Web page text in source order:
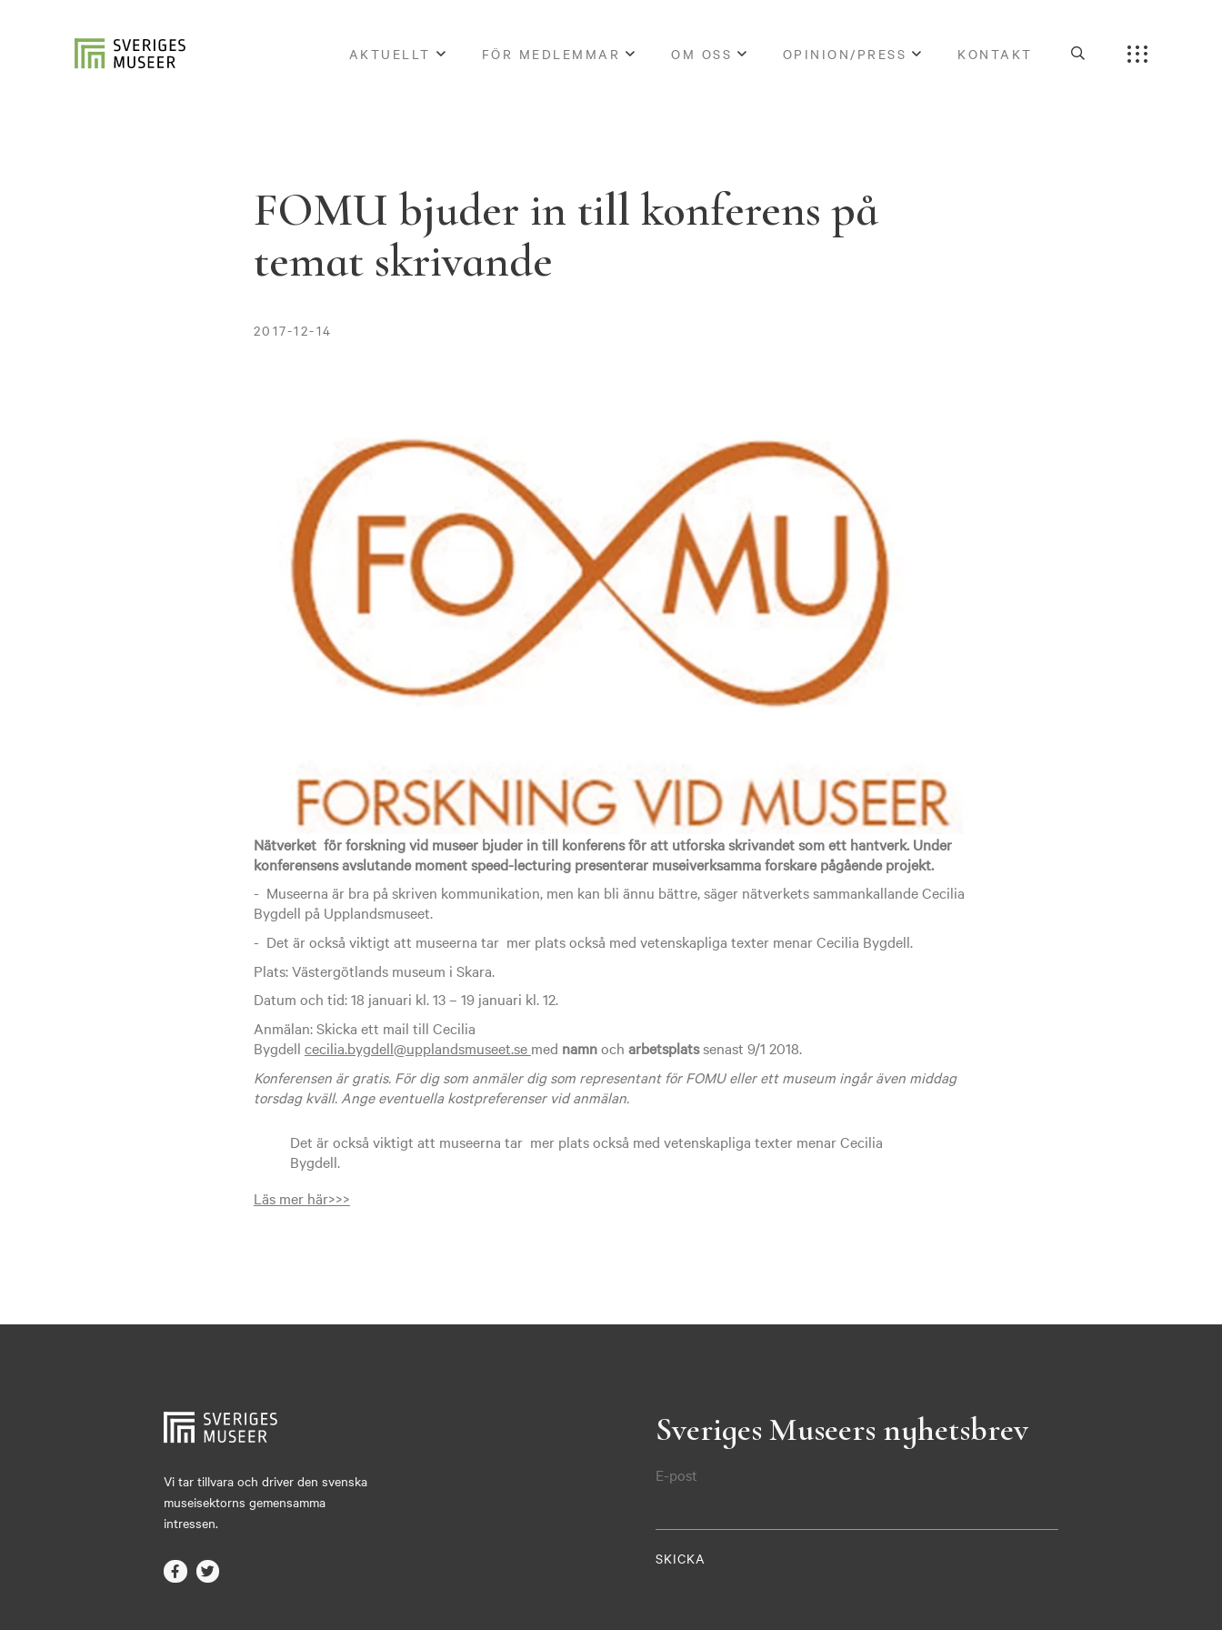
AKTUELLT FÖR MEDLEMMAR OM OSS OPINION/PRESS KONTAKT
FOMU bjuder in till konferens på
temat skrivande
2017-12-14
Nätverket för forskning vid museer bjuder in till konferens för att utforska skrivandet som ett hantverk. Under
konferensens avslutande moment speed-lecturing presenterar museiverksamma forskare pågående projekt.
- Museerna är bra på skriven kommunikation, men kan bli ännu bättre, säger nätverkets sammankallande Cecilia
Bygdell på Upplandsmuseet.
- Det är också viktigt att museerna tar mer plats också med vetenskapliga texter menar Cecilia Bygdell.
Plats: Västergötlands museum i Skara.
Datum och tid: 18 januari kl. 13 – 19 januari kl. 12.
Anmälan: Skicka ett mail till Cecilia
Bygdell cecilia.bygdell@upplandsmuseet.se med namnoch arbetsplatssenast 9/1 2018.
Konferensen är gratis. För dig som anmäler dig som representant för FOMU eller ett museum ingår även middag
torsdag kväll. Ange eventuella kostpreferenser vid anmälan.
Det är också viktigt att museerna tar mer plats också med vetenskapliga texter menar Cecilia
Bygdell.
Läs mer här>>>
Vi tar tillvara och driver den svenska
museisektorns gemensamma
intressen.
Sveriges Museers nyhetsbrev
E-post